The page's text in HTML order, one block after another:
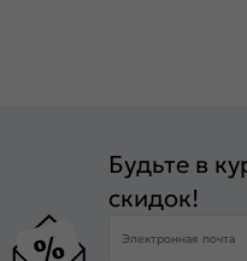
Будьте в
скидок!
Электронная почта